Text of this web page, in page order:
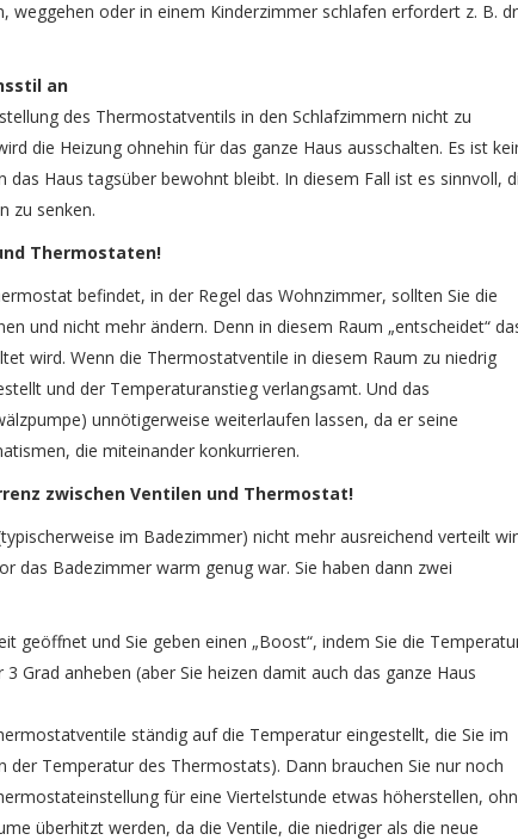
weggehen oder in einem Kinderzimmer schlafen erfordert z. B.
an
des Thermostatventils in den Schlafzimmern nicht zu
die Heizung ohnehin für das ganze Haus ausschalten. Es ist
Haus tagsüber bewohnt bleibt. In diesem Fall ist es sinnvoll,
zu senken.
Thermostaten!
befindet, in der Regel das Wohnzimmer, sollten Sie die
und nicht mehr ändern. Denn in diesem Raum „entscheidet“
wird. Wenn die Thermostatventile in diesem Raum zu niedrig
und der Temperaturanstieg verlangsamt. Und das
unnötigerweise weiterlaufen lassen, da er seine
die miteinander konkurrieren.
zwischen Ventilen und Thermostat!
im Badezimmer) nicht mehr ausreichend verteilt
das Badezimmer warm genug war. Sie haben dann zwei
geöffnet und Sie geben einen „Boost“, indem Sie die
Grad anheben (aber Sie heizen damit auch das ganze Haus
ständig auf die Temperatur eingestellt, die Sie im
Temperatur des Thermostats). Dann brauchen Sie nur noch
für eine Viertelstunde etwas höherstellen,
überhitzt werden, da die Ventile, die niedriger als die neue